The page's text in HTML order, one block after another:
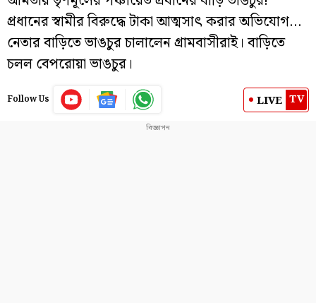
প্রধানের স্বামীর বিরুদ্ধে টাকা আত্মসাৎ করার অভিযোগ…
নেতার বাড়িতে ভাঙচুর চালালেন গ্রামবাসীরাই। বাড়িতে
চলল বেপরোয়া ভাঙচুর।
Follow Us LIVE TV